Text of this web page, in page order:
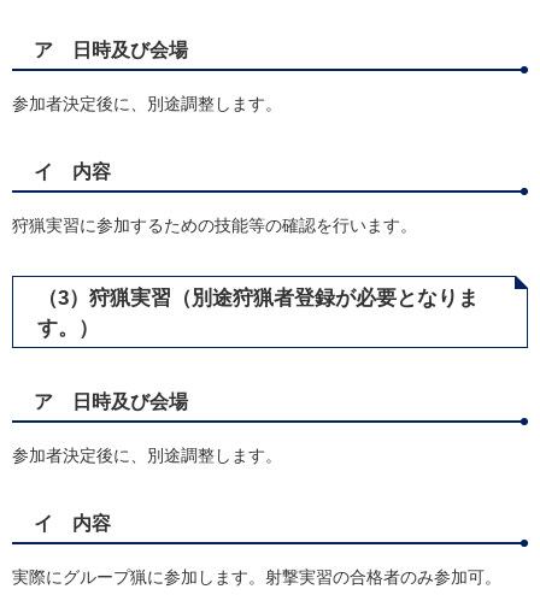
ア 日時及び会場
参加者決定後に、別途調整します。
イ 内容
狩猟実習に参加するための技能等の確認を行います。
（3）狩猟実習（別途狩猟者登録が必要となりま
す。）
ア 日時及び会場
参加者決定後に、別途調整します。
イ 内容
実際にグループ猟に参加します。射撃実習の合格者のみ参加可。